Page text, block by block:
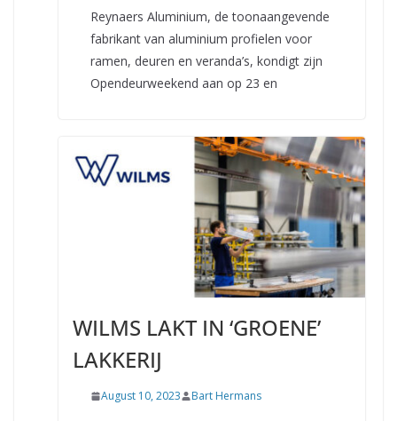
Reynaers Aluminium, de toonaangevende
fabrikant van aluminium profielen voor
ramen, deuren en veranda’s, kondigt zijn
Opendeurweekend aan op 23 en
WILMS LAKT IN ‘GROENE’
LAKKERIJ
August 10, 2023 Bart Hermans